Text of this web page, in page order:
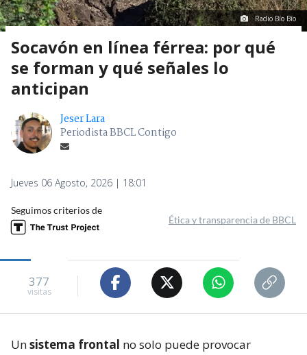
Radio Bío Bío
Socavón en línea férrea: por qué
se forman y qué señales lo
anticipan
Jeser Lara
Periodista BBCL Contigo
Jueves 06 Agosto, 2026 | 18:01
Seguimos criterios de
Ética y transparencia de BBCL
377
visitas
Unsistema frontal no solo puede provocar